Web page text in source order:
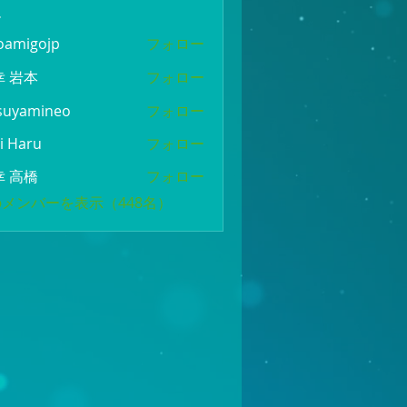
フォロー
岩本
フォロー
フォロー
Haru
フォロー
高橋
フォロー
ンバーを表示（448名）